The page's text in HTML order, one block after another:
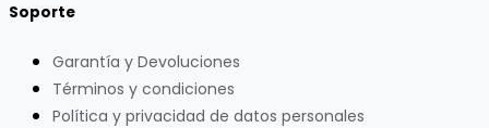
Soporte
Garantía y Devoluciones
Términos y condiciones
Política y privacidad de datos personales